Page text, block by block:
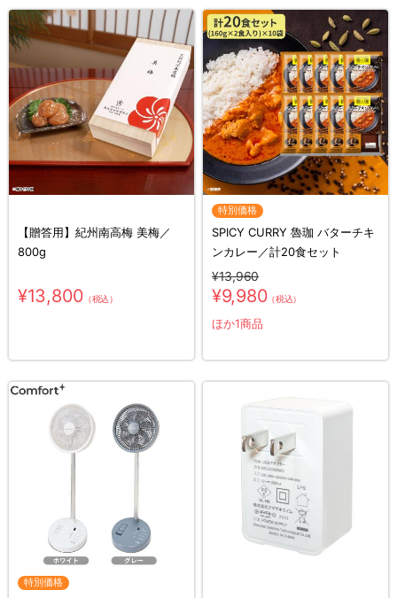
【贈答用】紀州南高梅 美梅／
800g
¥13,800（税込）
特別価格
SPICY CURRY 魯珈 バターチキ
ンカレー／計20食セット
¥13,960
¥9,980（税込）
ほか1商品
特別価格